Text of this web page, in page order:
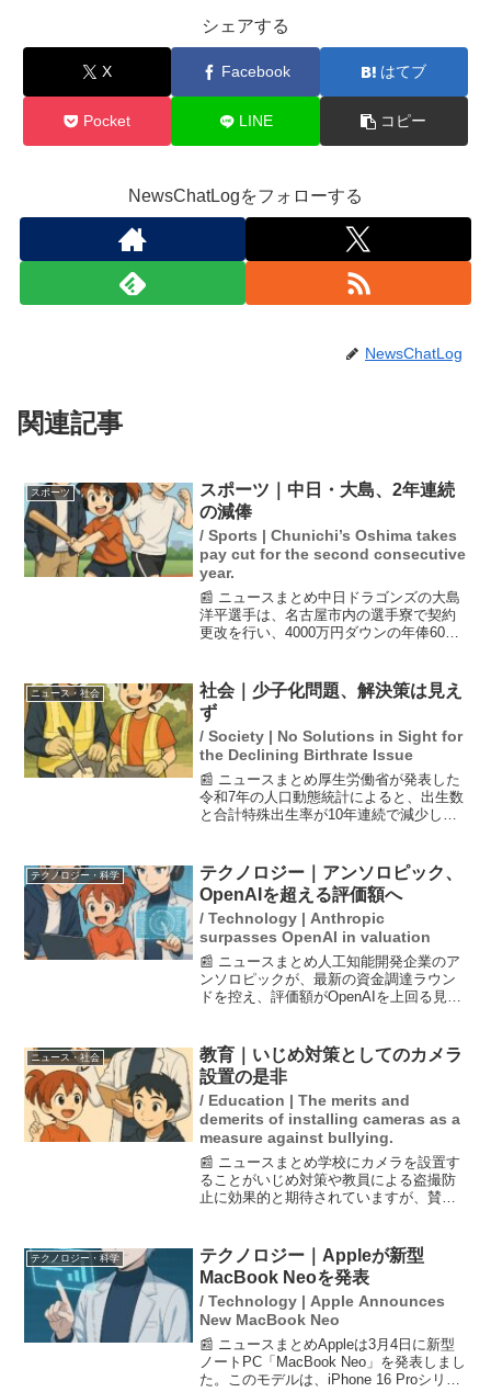
シェアする
X Facebook はてブ
Pocket LINE コピー
NewsChatLogをフォローする
NewsChatLog
関連記事
スポーツ
スポーツ｜中日・大島、2年連続
の減俸
/ Sports | Chunichi’s Oshima takes
pay cut for the second consecutive
year.
📰 ニュースまとめ中日ドラゴンズの大島
洋平選手は、名古屋市内の選手寮で契約
更改を行い、4000万円ダウンの年俸6000
連続の減俸となります。しかし、大島選
手は前向きな姿...
ニュース・社会
社会｜少子化問題、解決策は見え
ず
/ Society | No Solutions in Sight for
the Declining Birthrate Issue
📰 ニュースまとめ厚生労働省が発表した
令和7年の人口動態統計によると、出生数
と合計特殊出生率が10年連続で減少し、
るが、効果が見られず、依然として深刻
な状況が続いて...
テクノロジー・科学
テクノロジー｜アンソロピック、
OpenAIを超える評価額へ
/ Technology | Anthropic
surpasses OpenAI in valuation
📰 ニュースまとめ人工知能開発企業のア
ンソロピックが、最新の資金調達ラウン
ドを控え、評価額がOpenAIを上回る見込
社は売上高が急増しており、初の四半期
黒字を達成する見...
ニュース・社会
教育｜いじめ対策としてのカメラ
設置の是非
/ Education | The merits and
demerits of installing cameras as a
measure against bullying.
📰 ニュースまとめ学校にカメラを設置す
ることがいじめ対策や教員による盗撮防
止に効果的と期待されていますが、賛否
方、プライバシーの侵害や監視社会の進
行といったリスクも伴いま...
テクノロジー・科学
テクノロジー｜Appleが新型
MacBook Neoを発表
/ Technology | Apple Announces
New MacBook Neo
📰 ニュースまとめAppleは3月4日に新型
ノートPC「MacBook Neo」を発表しまし
た。このモデルは、iPhone 16 Proシリー